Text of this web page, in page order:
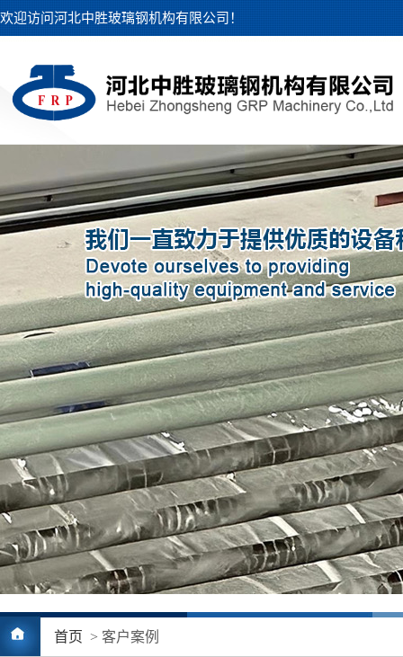
欢迎访问河北中胜玻璃钢机构有限公司！
首页 > 客户案例